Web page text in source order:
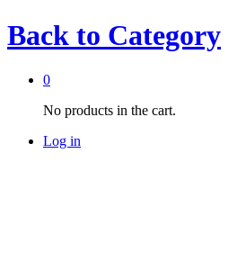
Back to Category
0
No products in the cart.
Log in